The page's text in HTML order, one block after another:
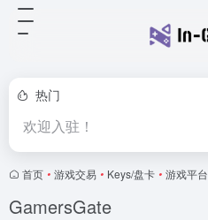
热门
欢迎入驻！
首页 • 游戏交易 • Keys/盘卡 • 游戏平台
GamersGate